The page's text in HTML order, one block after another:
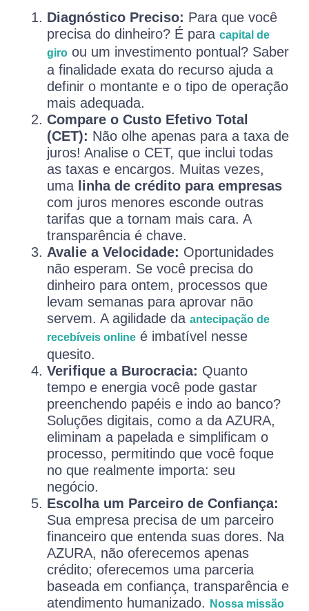
Diagnóstico Preciso: Para que você
precisa do dinheiro? É para capital de
giro ou um investimento pontual? Saber
a finalidade exata do recurso ajuda a
definir o montante e o tipo de operação
mais adequada.
Compare o Custo Efetivo Total
(CET): Não olhe apenas para a taxa de
juros! Analise o CET, que inclui todas
as taxas e encargos. Muitas vezes,
uma linha de crédito para empresas
com juros menores esconde outras
tarifas que a tornam mais cara. A
transparência é chave.
Avalie a Velocidade: Oportunidades
não esperam. Se você precisa do
dinheiro para ontem, processos que
levam semanas para aprovar não
servem. A agilidade da antecipação de
recebíveis online é imbatível nesse
quesito.
Verifique a Burocracia: Quanto
tempo e energia você pode gastar
preenchendo papéis e indo ao banco?
Soluções digitais, como a da AZURA,
eliminam a papelada e simplificam o
processo, permitindo que você foque
no que realmente importa: seu
negócio.
Escolha um Parceiro de Confiança:
Sua empresa precisa de um parceiro
financeiro que entenda suas dores. Na
AZURA, não oferecemos apenas
crédito; oferecemos uma parceria
baseada em confiança, transparência e
atendimento humanizado.
Nossa missão